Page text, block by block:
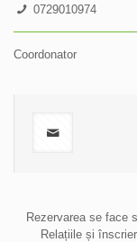
0729010974
Coordonator
Rezervarea se face
Relațiile și